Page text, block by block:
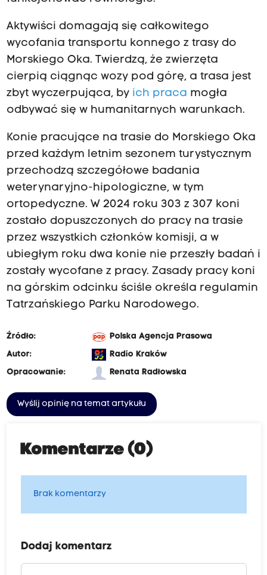
Aktywiści domagają się całkowitego
wycofania transportu konnego z trasy do
Morskiego Oka. Twierdzą, że zwierzęta
cierpią ciągnąc wozy pod górę, a trasa jest
zbyt wyczerpująca, byich praca mogła
odbywać się w humanitarnych warunkach.
Konie pracujące na trasie do Morskiego Oka
przed każdym letnim sezonem turystycznym
przechodzą szczegółowe badania
weterynaryjno-hipologiczne, w tym
ortopedyczne. W 2024 roku 303 z 307 koni
zostało dopuszczonych do pracy na trasie
przez wszystkich członków komisji, a w
ubiegłym roku dwa konie nie przeszły badań i
zostały wycofane z pracy. Zasady pracy koni
na górskim odcinku ściśle określa regulamin
Tatrzańskiego Parku Narodowego.
Źródło:
Polska Agencja Prasowa
Autor:
Radio Kraków
Opracowanie:
Renata Radłowska
Wyślij opinię na temat artykułu
Komentarze (0)
Brak komentarzy
Dodaj komentarz